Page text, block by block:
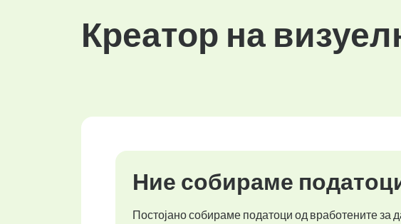
Креатор на
Ние собираме
Постојано собираме податоци од вработените за